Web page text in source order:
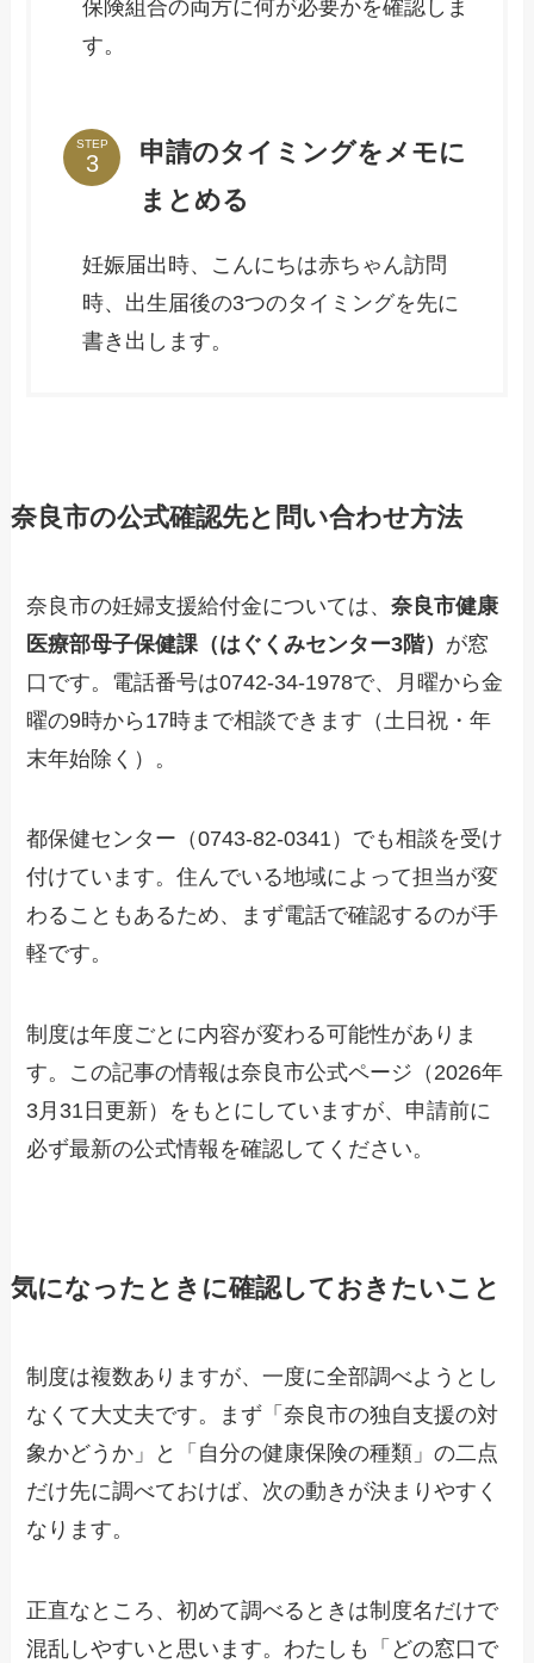
保険組合の両方に何が必要かを確認しま
す。
STEP
申請のタイミングをメモに
まとめる
妊娠届出時、こんにちは赤ちゃん訪問
時、出生届後の3つのタイミングを先に
書き出します。
奈良市の公式確認先と問い合わせ方法
奈良市の妊婦支援給付金については、奈良市健康
医療部母子保健課（はぐくみセンター3階） が窓
口です。電話番号は0742-34-1978で、月曜から金
曜の9時から17時まで相談できます（土日祝・年
末年始除く）。
都保健センター（0743-82-0341）でも相談を受け
付けています。住んでいる地域によって担当が変
わることもあるため、まず電話で確認するのが手
軽です。
制度は年度ごとに内容が変わる可能性がありま
す。この記事の情報は奈良市公式ページ（2026年
3月31日更新）をもとにしていますが、申請前に
必ず最新の公式情報を確認してください。
気になったときに確認しておきたいこと
制度は複数ありますが、一度に全部調べようとし
なくて大丈夫です。まず「奈良市の独自支援の対
象かどうか」と「自分の健康保険の種類」の二点
だけ先に調べておけば、次の動きが決まりやすく
なります。
正直なところ、初めて調べるときは制度名だけで
混乱しやすいと思います。わたしも「どの窓口で